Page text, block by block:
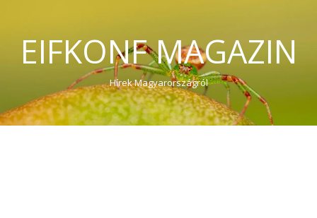
EIFKONF MAGAZIN
Hírek Magyarországról